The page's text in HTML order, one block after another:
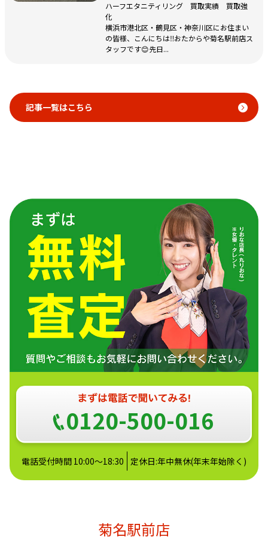
ハーフエタニティリング 買取実績 買取強
化
横浜市港北区・鶴見区・神奈川区にお住まい
の皆様、こんにちは‼️おたからや菊名駅前店ス
タッフです😊先日...
記事一覧はこちら
0120-500-016
電話受付時間 10:00～18:30 定休日:年中無休(年末年始除く)
菊名駅前店